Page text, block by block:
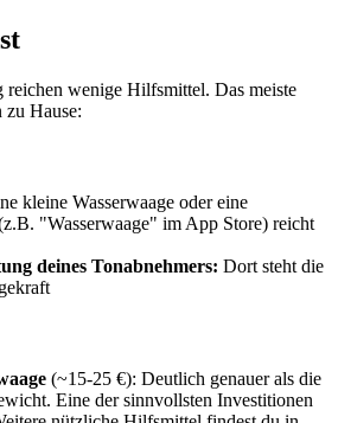
reichen wenige Hilfsmittel. Das meiste
zu Hause:
kleine Wasserwaage oder eine
"Wasserwaage" im App Store) reicht
deines Tonabnehmers: Dort steht die
(~15-25 €): Deutlich genauer als die
Eine der sinnvollsten Investitionen